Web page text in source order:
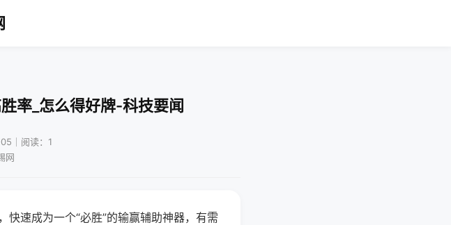
率_怎么得好牌-科技要闻
｜阅读：1
网
速成为一个“必胜”的输赢辅助神器，有需